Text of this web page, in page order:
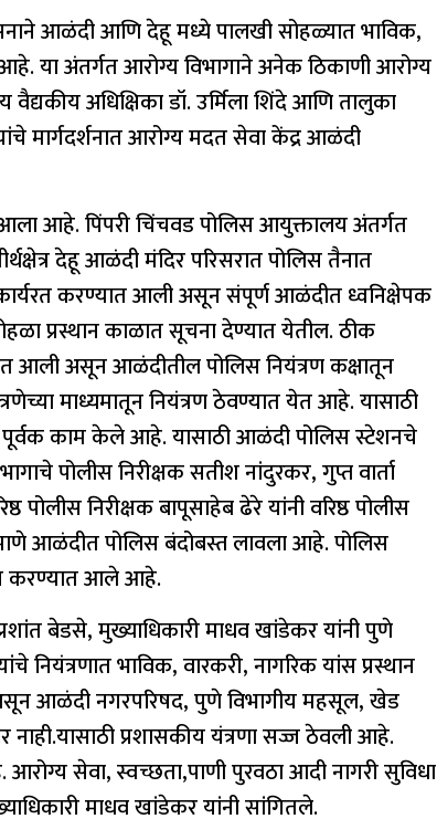
आळंदी आणि देहू मध्ये पालखी सोहळ्यात भाविक,
या अंतर्गत आरोग्य विभागाने अनेक ठिकाणी आरोग्य
अधिक्षिका डॉ. उर्मिला शिंदे आणि तालुका
मार्गदर्शनात आरोग्य मदत सेवा केंद्र आळंदी
आहे. पिंपरी चिंचवड पोलिस आयुक्तालय अंतर्गत
देहू आळंदी मंदिर परिसरात पोलिस तैनात
करण्यात आली असून संपूर्ण आळंदीत ध्वनिक्षेपक
प्रस्थान काळात सूचना देण्यात येतील. ठीक
आली असून आळंदीतील पोलिस नियंत्रण कक्षातून
माध्यमातून नियंत्रण ठेवण्यात येत आहे. यासाठी
पूर्वक काम केले आहे. यासाठी आळंदी पोलिस स्टेशनचे
पोलीस निरीक्षक सतीश नांदुरकर, गुप्त वार्ता
पोलीस निरीक्षक बापूसाहेब ढेरे यांनी वरिष्ठ पोलीस
आळंदीत पोलिस बंदोबस्त लावला आहे. पोलिस
करण्यात आले आहे.
बेडसे, मुख्याधिकारी माधव खांडेकर यांनी पुणे
नियंत्रणात भाविक, वारकरी, नागरिक यांस प्रस्थान
आळंदी नगरपरिषद, पुणे विभागीय महसूल, खेड
प्रशासकीय यंत्रणा सज्ज ठेवली आहे.
सेवा, स्वच्छता,पाणी पुरवठा आदी नागरी सुविधा
माधव खांडेकर यांनी सांगितले.